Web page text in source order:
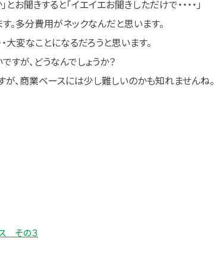
お聞きすると「イエイエお聞きしただけで・・・・」
。多分費用がネックなんだと思います。
・大変なことになるだろうと思います。
が、どうなんでしょうか？
が、商業ベースには少し難しいのかも知れませんね。
その３